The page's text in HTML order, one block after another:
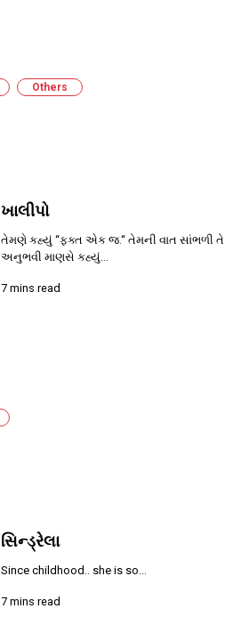
Others
ખાલીપો
તેમણે કહ્યું “ફક્ત એક જ.“ તેમની વાત સાંભળી તે
અનુભવી માણસે કહ્યું...
7 mins read
સિન્ડ્રેલા
Since childhood.. she is so...
7 mins read